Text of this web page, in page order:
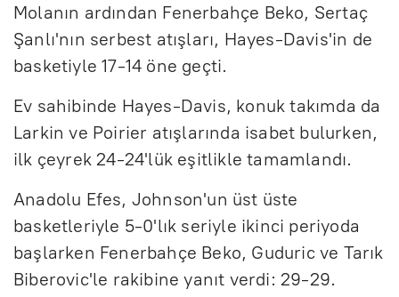
Molanın ardından Fenerbahçe Beko, Sertaç
Şanlı'nın serbest atışları, Hayes-Davis'in de
basketiyle 17-14 öne geçti.
Ev sahibinde Hayes-Davis, konuk takımda da
Larkin ve Poirier atışlarında isabet bulurken,
ilk çeyrek 24-24'lük eşitlikle tamamlandı.
Anadolu Efes, Johnson'un üst üste
basketleriyle 5-0'lık seriyle ikinci periyoda
başlarken Fenerbahçe Beko, Guduric ve Tarık
Biberovic'le rakibine yanıt verdi: 29-29.